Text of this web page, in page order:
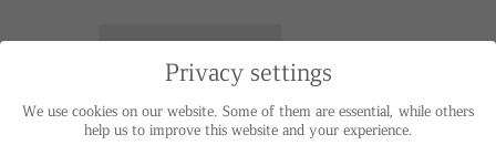
Privacy settings
We use cookies on our website. Some of them are essential, while others
help us to improve this website and your experience.